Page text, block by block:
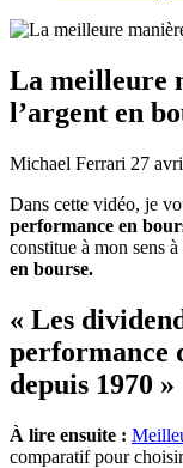
La meilleure
l’argent en
Michael Ferrari 27
Dans cette vidéo, je
performance en
constitue à mon sens à
en bourse.
« Les
performance
depuis 1970 »
À lire ensuite :
comparatif pour